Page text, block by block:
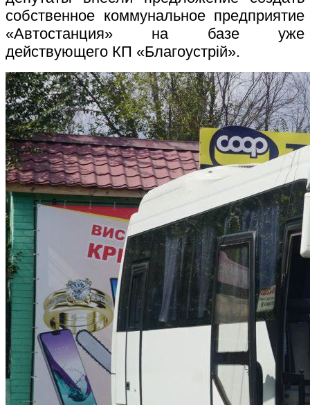
собственное коммунальное предприятие
«Автостанция» на базе уже
действующего КП «Благоустрій».